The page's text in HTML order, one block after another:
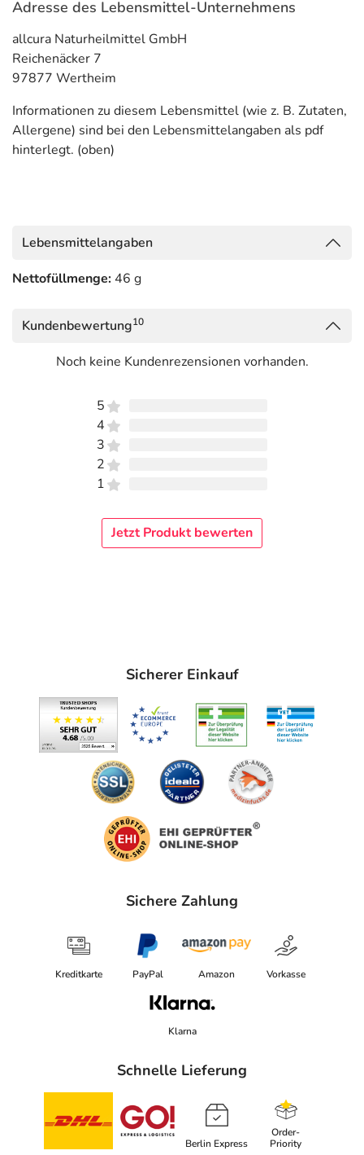
Adresse des Lebensmittel-Unternehmens
allcura Naturheilmittel GmbH
Reichenäcker 7
97877 Wertheim
Informationen zu diesem Lebensmittel (wie z. B. Zutaten,
Allergene) sind bei den Lebensmittelangaben als pdf
hinterlegt. (oben)
Lebensmittelangaben
Nettofüllmenge: 46 g
Kundenbewertung10
Noch keine Kundenrezensionen vorhanden.
5
4
3
2
1
Jetzt Produkt bewerten
Sicherer Einkauf
Sichere Zahlung
Kreditkarte PayPal Amazon Vorkasse
Klarna
Schnelle Lieferung
Berlin Express
Order-
Priority